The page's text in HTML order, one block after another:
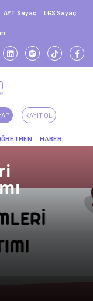
AYT Sayaç LGS Sayaç
KAYIT OL